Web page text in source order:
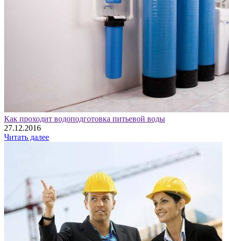
Как проходит водоподготовка питьевой воды
27.12.2016
Читать далее